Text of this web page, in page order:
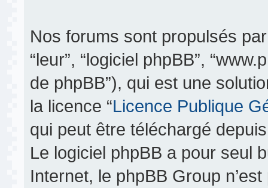
Nos forums sont propulsés
“leur”, “logiciel phpBB”,
de phpBB”), qui est une
la licence “Licence Publique
qui peut être téléchargé
Le logiciel phpBB a pour seul
Internet, le phpBB Group